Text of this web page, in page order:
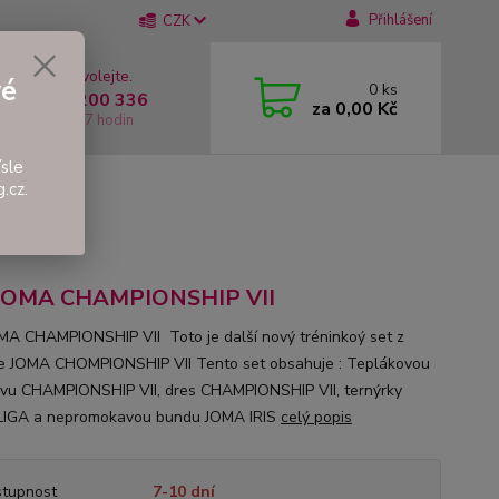
CZK Přihlášení
si rady? Zavolejte.
737 200 336
Pátek: 8 - 17 hodin
0 ks
za 0,00 Kč
CHAMPIONSHIP VII
CHAMPIONSHIP VII Toto je další nový tréninkoý set z
JOMA CHOMPIONSHIP VII Tento set obsahuje : Teplákovou
CHAMPIONSHIP VII, dres CHAMPIONSHIP VII, ternýrky
a nepromokavou bundu JOMA IRIS celý popis
7-10 dní